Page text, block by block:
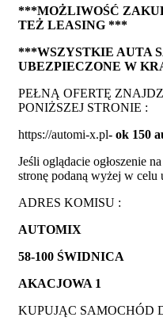
***MOŻLIWOŚĆ
TEŻ LEASING ***
***WSZYSTKIE AUTA
UBEZPIECZONE W
PEŁNĄ OFERTĘ
PONIŻSZEJ STRONIE :
https://automi-x.pl- ok 150
Jeśli oglądacie ogłoszenie
stronę podaną wyżej w
ADRES KOMISU :
AUTOMIX
58-100 ŚWIDNICA
AKACJOWA 1
KUPUJĄC SAMOCHÓD